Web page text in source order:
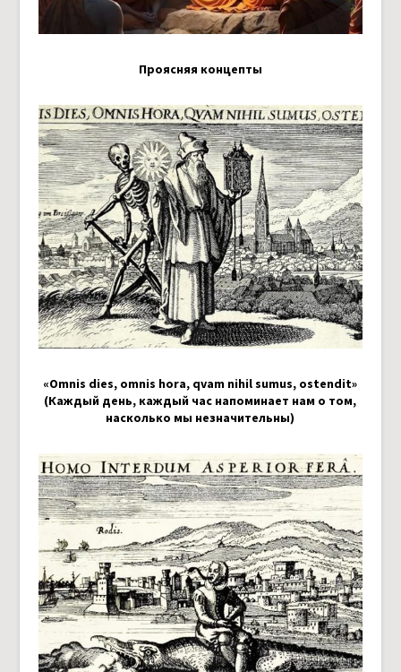
Проясняя концепты
«Omnis dies, omnis hora, qvam nihil sumus, ostendit»
(Каждый день, каждый час напоминает нам о том,
насколько мы незначительны)